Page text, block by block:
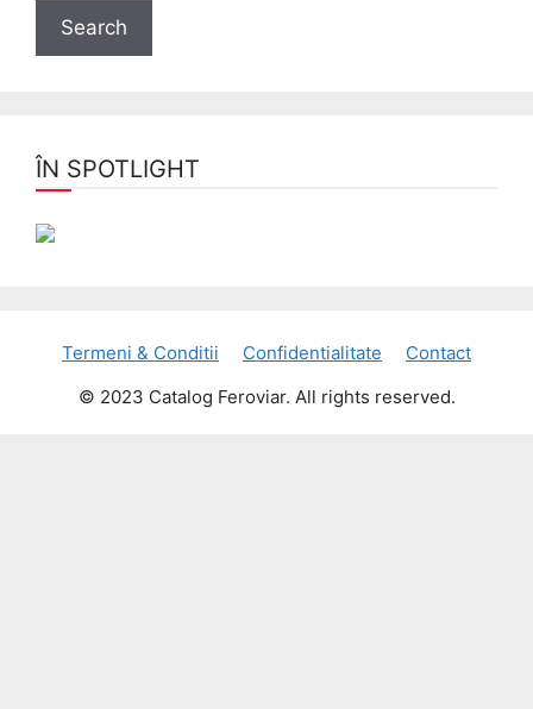
ÎN SPOTLIGHT
Termeni & Conditii Confidentialitate
Contact
© 2023 Catalog Feroviar. All rights reserved.